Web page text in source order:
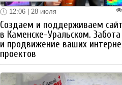
12:06 | 28 июля
Создаем и поддерживаем
в Каменске-Уральском. Забота
и продвижение ваших
проектов